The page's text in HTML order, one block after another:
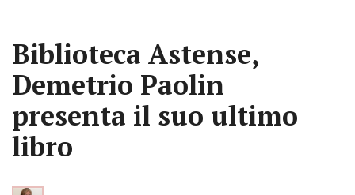
Biblioteca Astense,
Demetrio Paolin
presenta il suo ultimo
libro